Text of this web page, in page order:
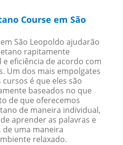
Course em São
São Leopoldo ajudarão
rapitamente
eficiência de acordo com
Um dos mais empolgates
é que eles são
baseados no que
de que oferecemos
de maneira individual,
aprender as palavras e
de uma maneira
relaxado.